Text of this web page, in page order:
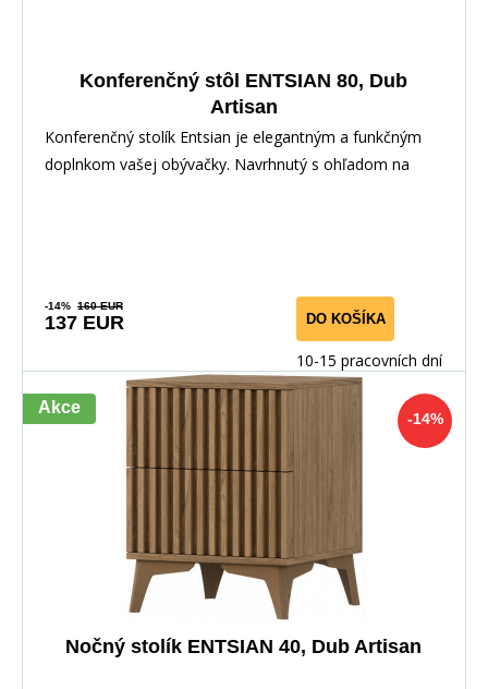
Konferenčný stôl ENTSIAN 80, Dub
Artisan
Konferenčný stolík Entsian je elegantným a funkčným
doplnkom vašej obývačky. Navrhnutý s ohľadom na
-14% 160 EUR
137 EUR DO KOŠÍKA
10-15 pracovních dní
-14%
Akce
Nočný stolík ENTSIAN 40, Dub Artisan